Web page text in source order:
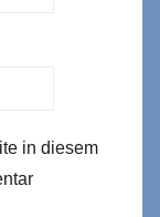
in diesem